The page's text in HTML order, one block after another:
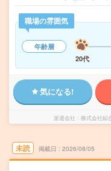
職場の雰囲気
年齢層
20代
気になる!
派遣会社 株式会社綜
未読 掲載日 2026/08/05